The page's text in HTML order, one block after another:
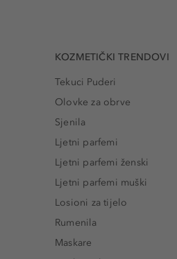
KOZMETIČKI TRENDOVI
Tekuci Puderi
Olovke za obrve
Sjenila
Ljetni parfemi
Ljetni parfemi ženski
Ljetni parfemi muški
Losioni za tijelo
Rumenila
Maskare